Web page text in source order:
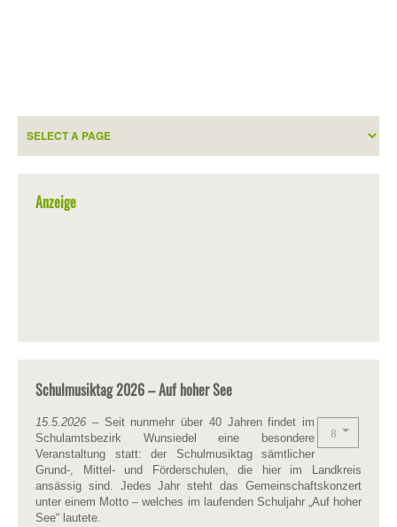
Anzeige
Schulmusiktag 2026 – Auf hoher See
15.5.2026 – Seit nunmehr über 40 Jahren findet im
Schulamtsbezirk Wunsiedel eine besondere
Veranstaltung statt: der Schulmusiktag sämtlicher
Grund-, Mittel- und Förderschulen, die hier im Landkreis
ansässig sind. Jedes Jahr steht das Gemeinschaftskonzert
unter einem Motto – welches im laufenden Schuljahr „Auf hoher
See“ lautete.